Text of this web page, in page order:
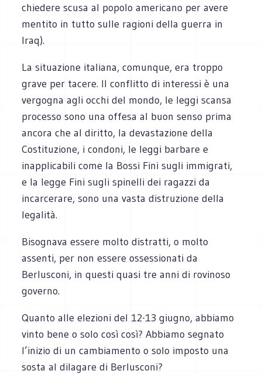
chiedere scusa al popolo americano per avere
mentito in tutto sulle ragioni della guerra in
Iraq).
La situazione italiana, comunque, era troppo
grave per tacere. Il conflitto di interessi è una
vergogna agli occhi del mondo, le leggi scansa
processo sono una offesa al buon senso prima
ancora che al diritto, la devastazione della
Costituzione, i condoni, le leggi barbare e
inapplicabili come la Bossi Fini sugli immigrati,
e la legge Fini sugli spinelli dei ragazzi da
incarcerare, sono una vasta distruzione della
legalità.
Bisognava essere molto distratti, o molto
assenti, per non essere ossessionati da
Berlusconi, in questi quasi tre anni di rovinoso
governo.
Quanto alle elezioni del 12-13 giugno, abbiamo
vinto bene o solo così così? Abbiamo segnato
l’inizio di un cambiamento o solo imposto una
sosta al dilagare di Berlusconi?